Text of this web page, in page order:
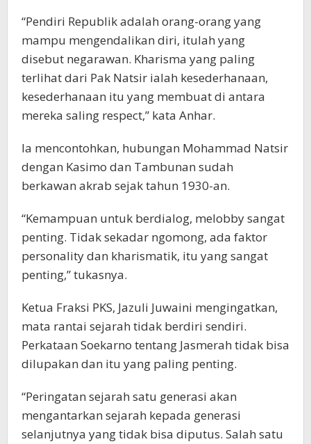
“Pendiri Republik adalah orang-orang yang
mampu mengendalikan diri, itulah yang
disebut negarawan. Kharisma yang paling
terlihat dari Pak Natsir ialah kesederhanaan,
kesederhanaan itu yang membuat di antara
mereka saling respect,” kata Anhar.
Ia mencontohkan, hubungan Mohammad Natsir
dengan Kasimo dan Tambunan sudah
berkawan akrab sejak tahun 1930-an.
“Kemampuan untuk berdialog, melobby sangat
penting. Tidak sekadar ngomong, ada faktor
personality dan kharismatik, itu yang sangat
penting,” tukasnya.
Ketua Fraksi PKS, Jazuli Juwaini mengingatkan,
mata rantai sejarah tidak berdiri sendiri.
Perkataan Soekarno tentang Jasmerah tidak bisa
dilupakan dan itu yang paling penting.
“Peringatan sejarah satu generasi akan
mengantarkan sejarah kepada generasi
selanjutnya yang tidak bisa diputus. Salah satu